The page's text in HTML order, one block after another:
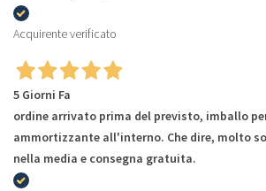
Acquirente verificato
5 Giorni Fa
ordine arrivato prima del previsto, imballo
ammortizzante all'interno. Che dire, molto
nella media e consegna gratuita.